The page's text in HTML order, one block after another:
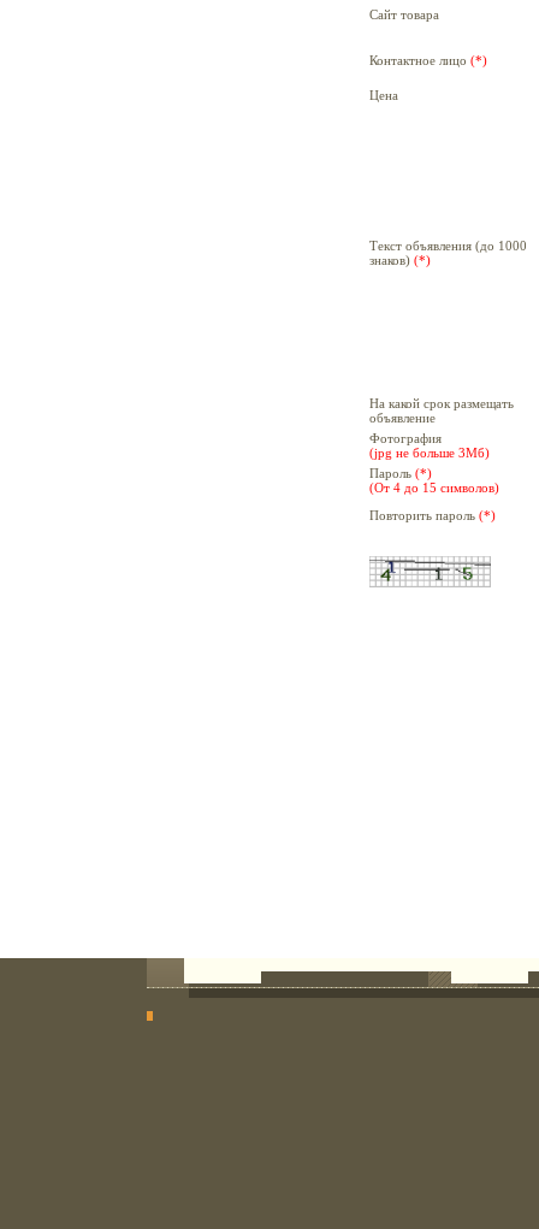
Сайт товара
Контактное лицо (*)
Цена
Текст объявления (до 1000
знаков) (*)
На какой срок размещать
объявление
Фотография
(jpg не больше 3Мб)
Пароль (*)
(От 4 до 15 символов)
Повторить пароль (*)